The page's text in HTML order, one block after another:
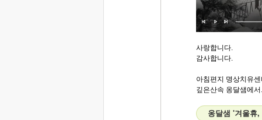
사랑합니다.
감사합니다.
아침편지 명상치유센
깊은산속 옹달샘에서...
옹달샘 '겨울휴,